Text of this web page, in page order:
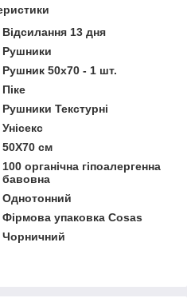
Відсилання 13 дня
Рушники
Рушник 50x70 - 1 шт.
Піке
Рушники Текстурні
Унісекс
50X70 см
100 органічна гіпоалергенна
бавовна
Однотонний
Фірмова упаковка Cosas
Чорничний